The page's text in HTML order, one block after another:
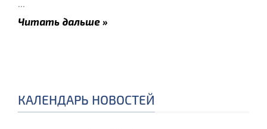
...
Читать дальше »
КАЛЕНДАРЬ НОВОСТЕЙ